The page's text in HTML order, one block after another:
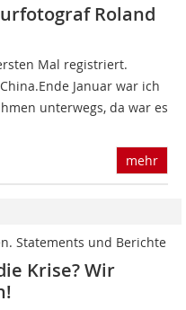
Roland
Mal registriert.
Januar war ich
unterwegs, da war es
mehr
Statements und Berichte
Krise? Wir